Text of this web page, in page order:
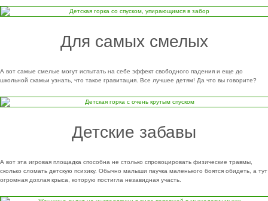
Для самых смелых
А вот самые смелые могут испытать на себе эффект свободного падения и еще до
школьной скамьи узнать, что такое гравитация. Все лучшее детям! Да что вы говорите?
Детские забавы
А вот эта игровая площадка способна не столько спровоцировать физические травмы,
сколько сломать детскую психику. Обычно малыши паучка маленького боятся обидеть, а тут
огромная дохлая крыса, которую постигла незавидная участь.